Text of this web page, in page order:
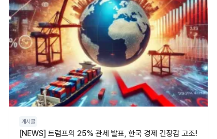
게시글
[NEWS] 트럼프의 25% 관세 발표, 한국 경제 긴장감 고조!